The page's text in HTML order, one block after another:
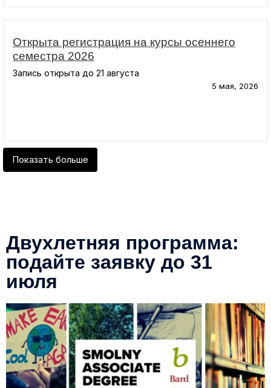
Открыта регистрация на курсы осеннего
семестра 2026
Запись открыта до 21 августа
5 мая, 2026
Показать больше
Двухлетняя программа:
подайте заявку до 31
июля